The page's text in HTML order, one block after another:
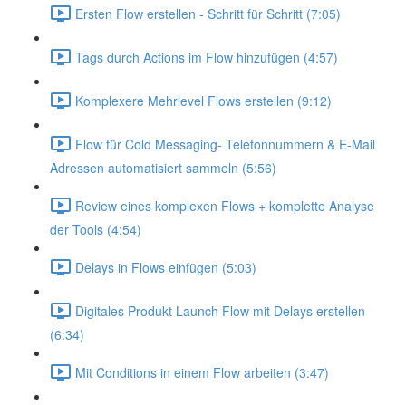
Ersten Flow erstellen - Schritt für Schritt (7:05)
Tags durch Actions im Flow hinzufügen (4:57)
Komplexere Mehrlevel Flows erstellen (9:12)
Flow für Cold Messaging- Telefonnummern & E-Mail
Adressen automatisiert sammeln (5:56)
Review eines komplexen Flows + komplette Analyse
der Tools (4:54)
Delays in Flows einfügen (5:03)
Digitales Produkt Launch Flow mit Delays erstellen
(6:34)
Mit Conditions in einem Flow arbeiten (3:47)